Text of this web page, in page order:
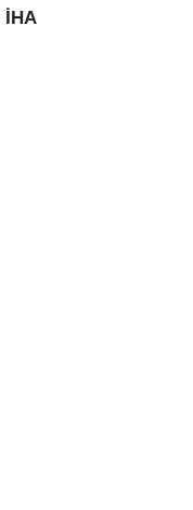
İHA